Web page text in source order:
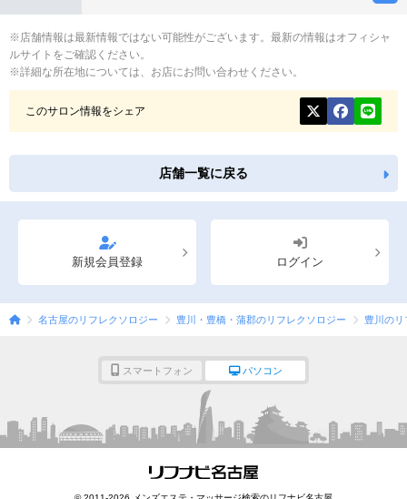
※店舗情報は最新情報ではない可能性がございます。最新の情報はオフィシャ
ルサイトをご確認ください。
※詳細な所在地については、お店にお問い合わせください。
このサロン情報をシェア
店舗一覧に戻る
新規会員登録 ログイン
名古屋のリフレクソロジー 豊川・豊橋・蒲郡のリフレクソロジー 豊川の
スマートフォン パソコン